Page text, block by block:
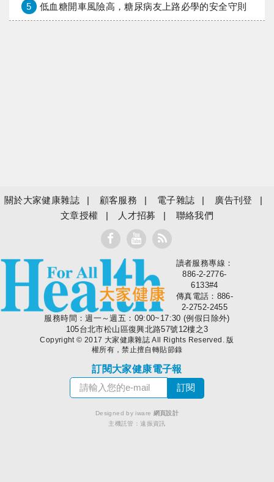
5 低血糖開車風險高，糖尿病友上路必學的安全守則
關於大家健康雜誌 顧客服務 電子雜誌
廣告刊登
文章授權
人才招募 聯絡我們
大家健康
讀者服務專線：
886-2-2776-
6133#4
傳真電話：886-
2-2752-2455
服務時間：週一～週五：09:00~17:30 (例假日除外)
105台北市松山區復興北路57號12樓之3
Copyright © 2017 大家健康雜誌 All Rights Reserved. 版
權所有，禁止擅自轉貼節錄
訂閱大家健康電子報
Designed by iware 網頁設計
主機託管：遠振資訊